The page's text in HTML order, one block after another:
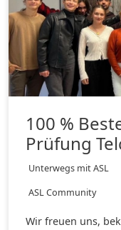
100 %
Prüfung
Unterwegs mit ASL
ASL Community
Wir freuen uns,